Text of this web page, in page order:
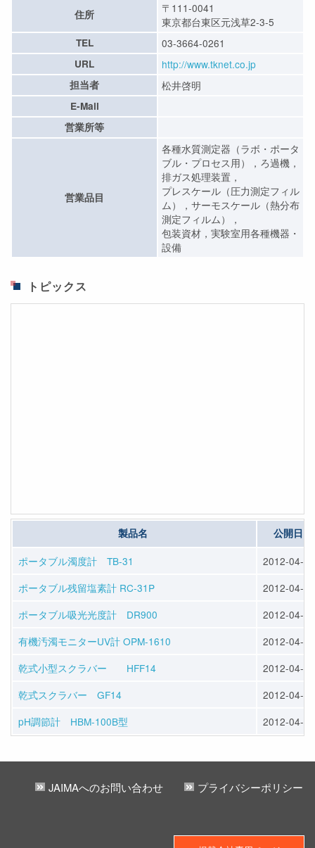
住所
〒111-0041
東京都台東区元浅草2-3-5
TEL 03-3664-0261
URL http://www.tknet.co.jp
担当者 松井啓明
E-Mail
営業所等
営業品目
各種水質測定器（ラボ・ポータ
ブル・プロセス用），ろ過機，
排ガス処理装置，
プレスケール（圧力測定フィル
ム），サーモスケール（熱分布
測定フィルム），
包装資材，実験室用各種機器・
設備
トピックス
製品名 公開日
ポータブル濁度計 TB-31
2012-04-16
ポータブル残留塩素計 RC-31P
2012-04-16
ポータブル吸光光度計 DR900
2012-04-13
有機汚濁モニターUV計 OPM-1610
2012-04-16
乾式小型スクラバー HFF14
2012-04-13
乾式スクラバー GF14
2012-04-13
pH調節計 HBM-100B型
2012-04-16
JAIMAへのお問い合わせ プライバシーポリシー